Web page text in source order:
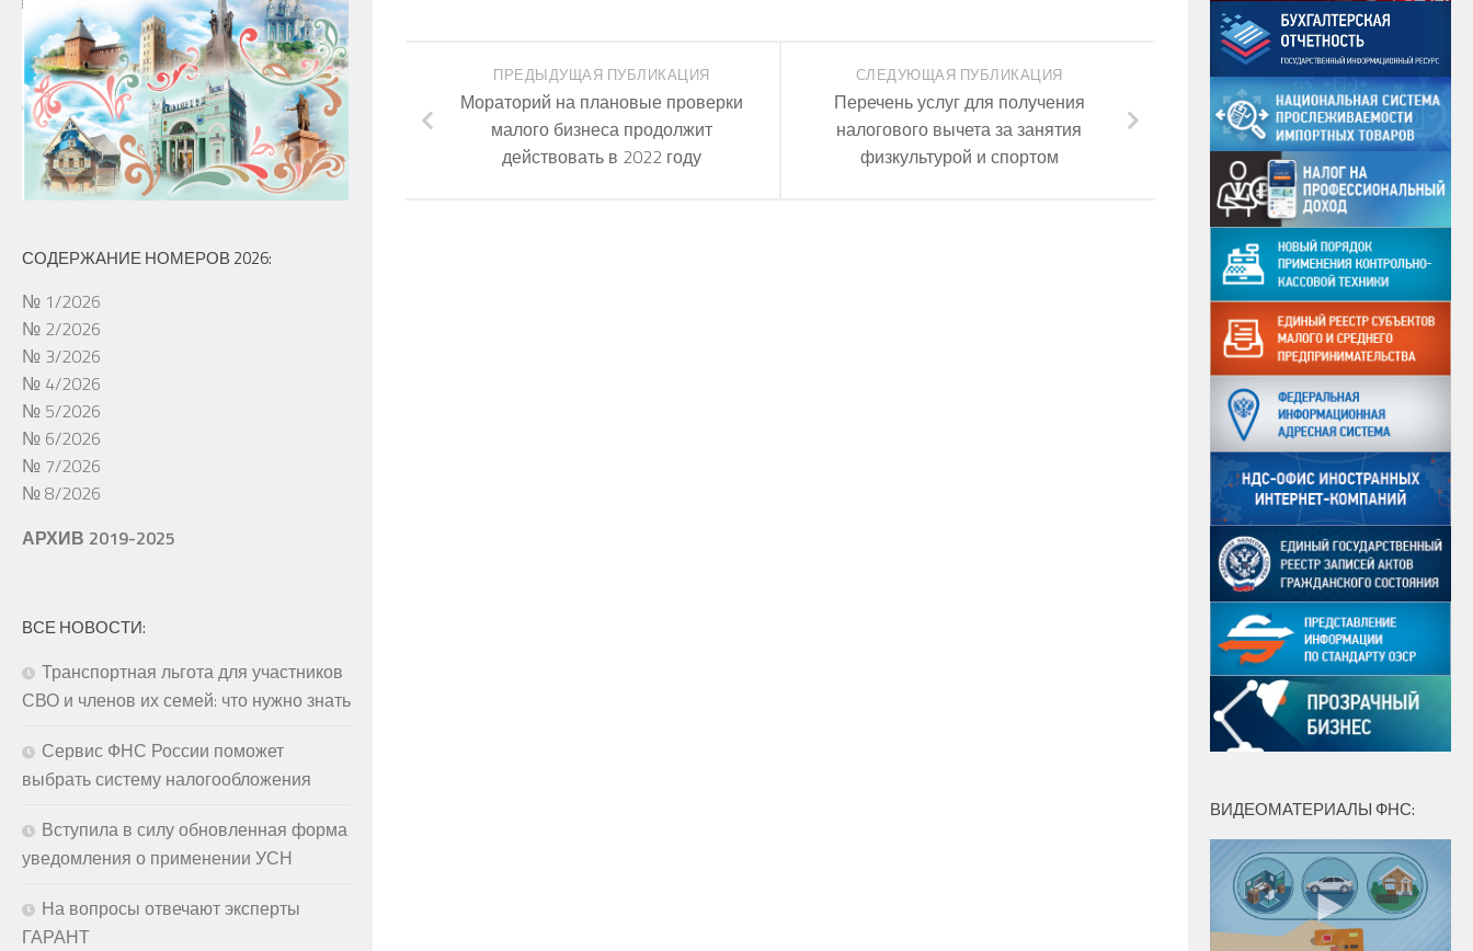
СЛЕДУЮЩАЯ ПУБЛИКАЦИЯ
Перечень услуг для получения
налогового вычета за занятия
физкультурой и спортом
ПРЕДЫДУЩАЯ ПУБЛИКАЦИЯ
Мораторий на плановые проверки
малого бизнеса продолжит
действовать в 2022 году
СОДЕРЖАНИЕ НОМЕРОВ 2026:
№ 1/2026
№ 2/2026
№ 3/2026
№ 4/2026
№ 5/2026
№ 6/2026
№ 7/2026
№ 8/2026
АРХИВ 2019-2025
ВСЕ НОВОСТИ:
Транспортная льгота для участников
СВО и членов их семей: что нужно знать
Сервис ФНС России поможет
выбрать систему налогообложения
Вступила в силу обновленная форма
уведомления о применении УСН
На вопросы отвечают эксперты
ГАРАНТ
ВИДЕОМАТЕРИАЛЫ ФНС: